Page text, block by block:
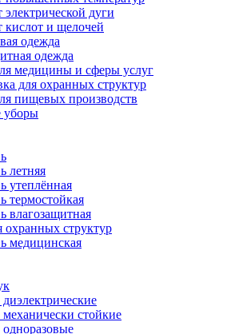
электрической дуги
кислот и щелочей
одежда
одежда
медицины и сферы услуг
для охранных структур
пищевых производств
уборы
летняя
утеплённая
термостойкая
влагозащитная
охранных структур
медицинская
стойкие